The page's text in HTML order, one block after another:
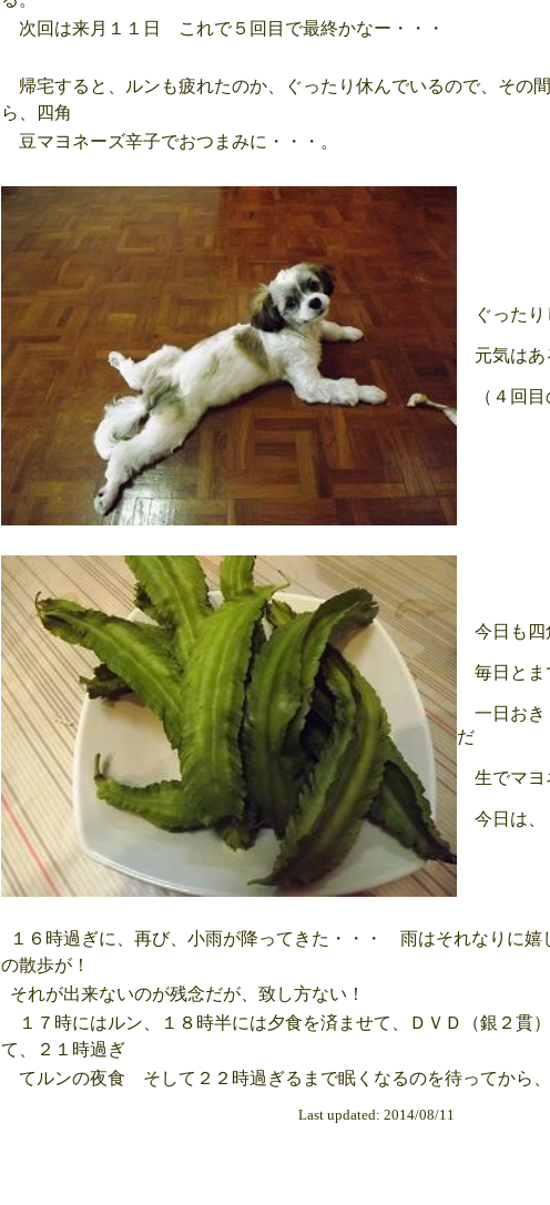
次回は来月１１日 これで５回目で最終かなー・・・
帰宅すると、ルンも疲れたのか、ぐったり休んでいるので、その
ら、四角
豆マヨネーズ辛子でおつまみに・・・。
ぐったり
元気はあ
（４回目
今日も四
毎日とま
一日おき
だ
生でマヨ
今日は、
１６時過ぎに、再び、小雨が降ってきた・・・ 雨はそれなりに
の散歩が！
それが出来ないのが残念だが、致し方ない！
１７時にはルン、１８時半には夕食を済ませて、ＤＶＤ（銀２貫
て、２１時過ぎ
てルンの夜食 そして２２時過ぎるまで眠くなるのを待ってから、
Last updated: 2014/08/11